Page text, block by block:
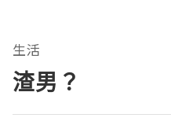
生活
渣男？